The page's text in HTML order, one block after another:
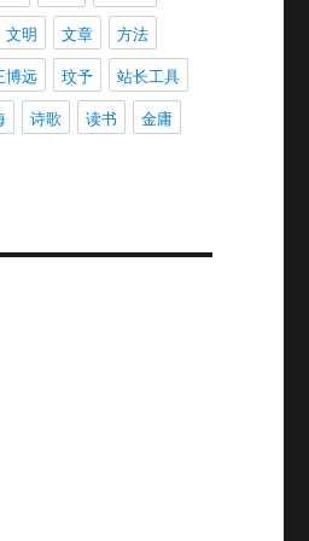
文明 文章
方法
博远 玟予
站长工具
诗歌 读书
金庸